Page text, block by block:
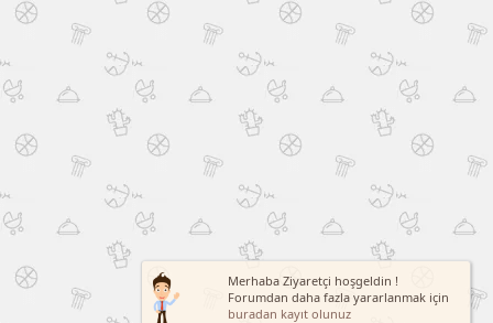
Merhaba Ziyaretçi hoşgeldin !
Forumdan daha fazla yararlanmak için
buradan kayıt olunuz